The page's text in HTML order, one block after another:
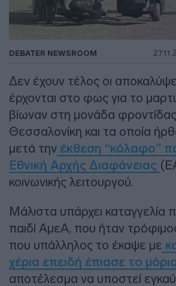
DEBATER NEWSROOM
Δεν έχουν τέλος οι
έρχονται στο φως για το
βίωναν στη μονάδα φροντίδας
Θεσσαλονίκη και τα οποία
μετά την έκθεση “κόλαφο”
Εθνική Αρχής Διαφάνειας
κοινωνικής λειτουργού.
Μάλιστα υπάρχει καταγγελία
παιδί ΑμεΑ, που ήταν
που υπάλληλος το έκαψε με
χέρια επειδή έπιασε το
αποτέλεσμα να υποστεί